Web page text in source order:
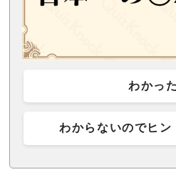
わかった
わからないのでヒン